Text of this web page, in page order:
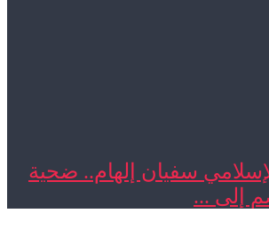
سفيان إلهام.. ضحية
...